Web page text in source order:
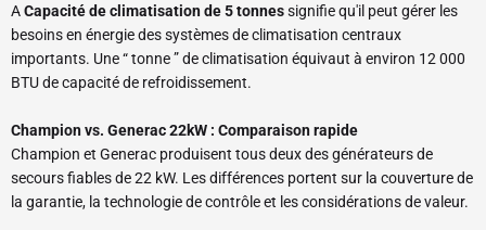
ACapacité de climatisation de 5 tonnessignifie qu'il peut gérer les
besoins en énergie des systèmes de climatisation centraux
importants. Une “ tonne ” de climatisation équivaut à environ 12 000
BTU de capacité de refroidissement.
Champion vs. Generac 22kW : Comparaison rapide
Champion et Generac produisent tous deux des générateurs de
secours fiables de 22 kW. Les différences portent sur la couverture de
la garantie, la technologie de contrôle et les considérations de valeur.